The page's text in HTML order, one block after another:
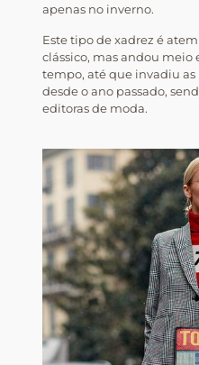
apenas no inverno.
Este tipo de xadrez é
clássico, mas andou
tempo, até que invadiu
desde o ano passado,
editoras de moda.